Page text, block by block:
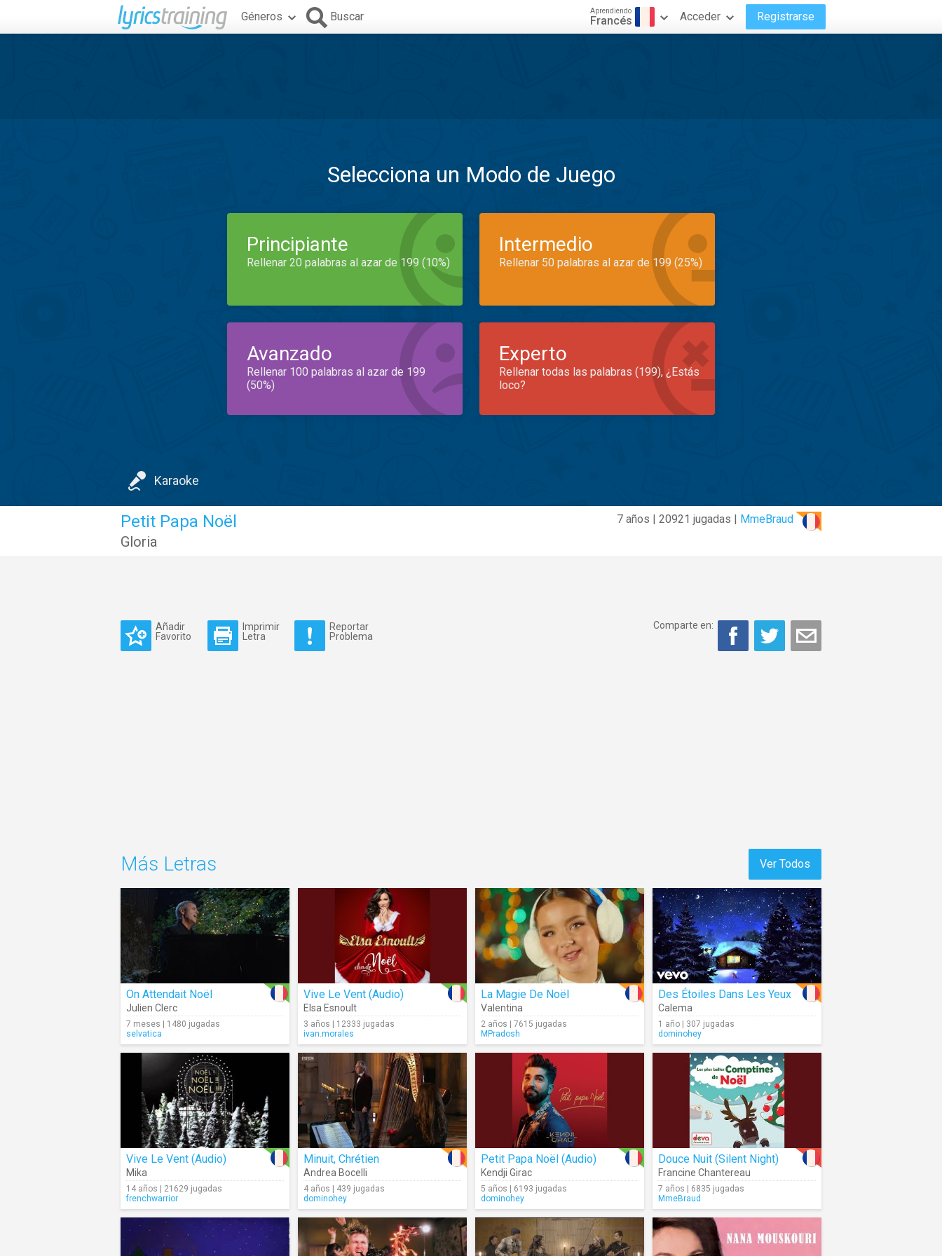
Géneros Buscar Aprendiendo
Francés Acceder Registrarse
Selecciona un Modo de Juego
Principiante
Rellenar 20 palabras al azar de 199 (10%)
Intermedio
Rellenar 50 palabras al azar de 199 (25%)
Avanzado
Rellenar 100 palabras al azar de 199
(50%)
Experto
Rellenar todas las palabras (199), ¿Estás
loco?
Karaoke
7 años | 20921 jugadas | MmeBraud
Petit Papa Noël
Gloria
Añadir
Favorito
Imprimir
Letra
Reportar
Problema
Comparte en:
Ver Todos
Más Letras
On Attendait Noël
Julien Clerc
7 meses | 1480 jugadas
selvatica
Vive Le Vent (Audio)
Elsa Esnoult
3 años | 12333 jugadas
ivan.morales
La Magie De Noël
Valentina
2 años | 7615 jugadas
MPradosh
Des Étoiles Dans Les Yeux
Calema
1 año | 307 jugadas
dominohey
Vive Le Vent (Audio)
Mika
14 años | 21629 jugadas
frenchwarrior
Minuit, Chrétien
Andrea Bocelli
4 años | 439 jugadas
dominohey
Petit Papa Noël (Audio)
Kendji Girac
5 años | 6193 jugadas
dominohey
Douce Nuit (Silent Night)
Francine Chantereau
7 años | 6835 jugadas
MmeBraud